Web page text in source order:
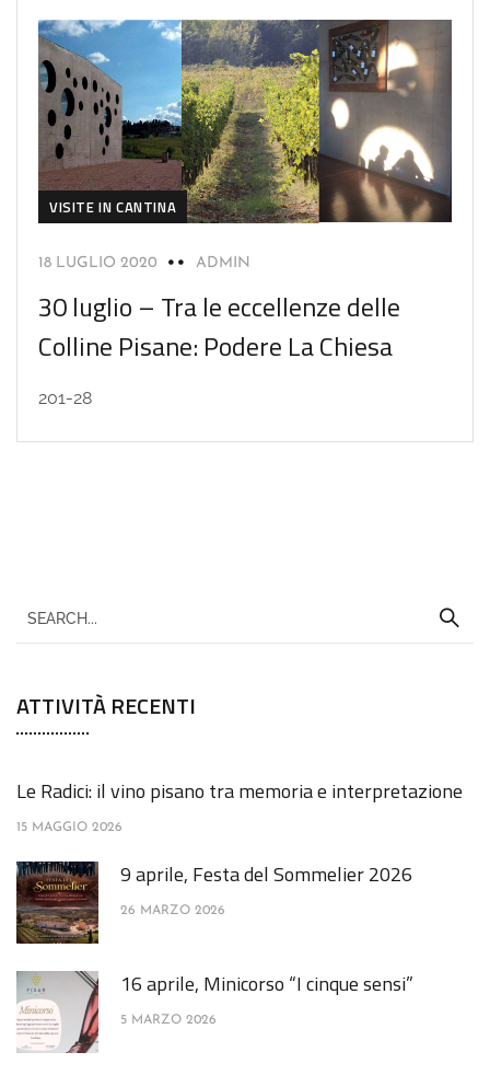
VISITE IN CANTINA
18 LUGLIO 2020 ADMIN
30 luglio – Tra le eccellenze delle
Colline Pisane: Podere La Chiesa
201-28
ATTIVITÀ RECENTI
Le Radici: il vino pisano tra memoria e interpretazione
15 MAGGIO 2026
9 aprile, Festa del Sommelier 2026
26 MARZO 2026
16 aprile, Minicorso “I cinque sensi”
5 MARZO 2026